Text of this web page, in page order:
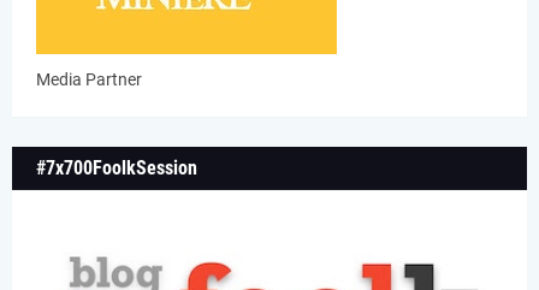
Media Partner
#7x700FoolkSession